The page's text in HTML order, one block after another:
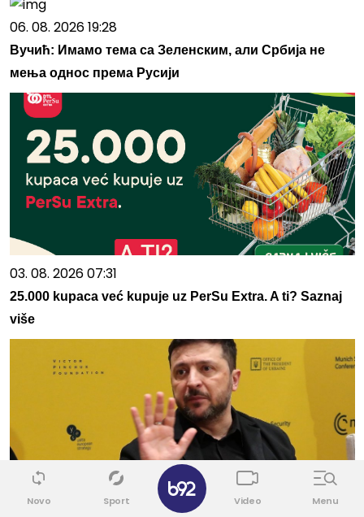
06. 08. 2026 19:28
Вучић: Имамо тема са Зеленским, али Србија не
мења однос према Русији
03. 08. 2026 07:31
25.000 kupaca već kupuje uz PerSu Extra. A ti? Saznaj
više
Novo Sport Video Menu
✕